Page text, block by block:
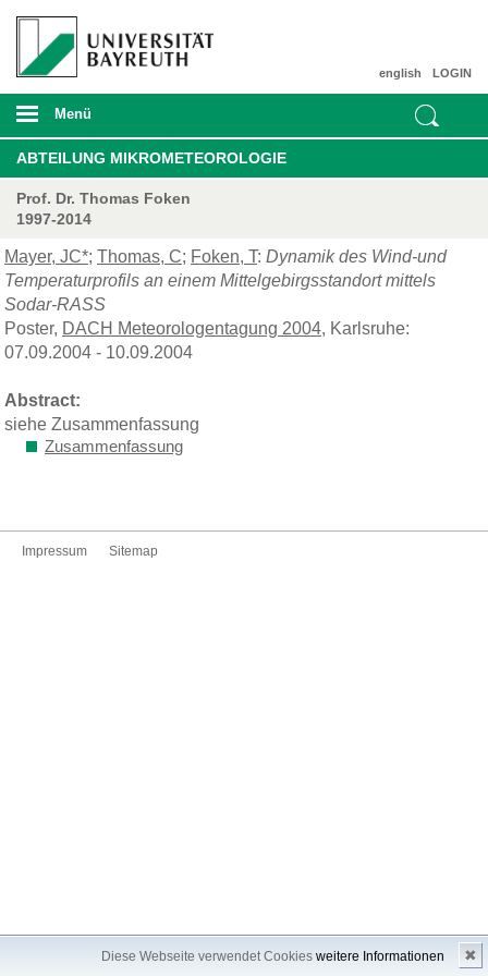
Diese Webseite verwendet Cookies weitere Informationen ✖
LOGIN
english
Menü
ABTEILUNG MIKROMETEOROLOGIE
Prof. Dr. Thomas Foken
1997-2014
Mayer, JC*; Thomas, C; Foken, T: Dynamik des Wind-und
Temperaturprofils an einem Mittelgebirgsstandort mittels
Sodar-RASS
Poster, DACH Meteorologentagung 2004, Karlsruhe:
07.09.2004 - 10.09.2004
Abstract:
siehe Zusammenfassung
Zusammenfassung
Impressum Sitemap